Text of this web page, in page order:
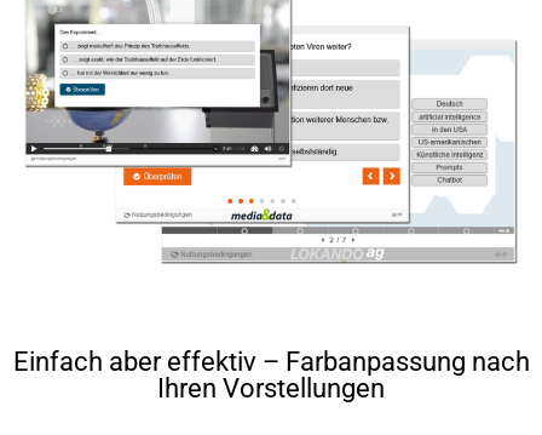
Einfach aber effektiv – Farbanpassung nach
Ihren Vorstellungen